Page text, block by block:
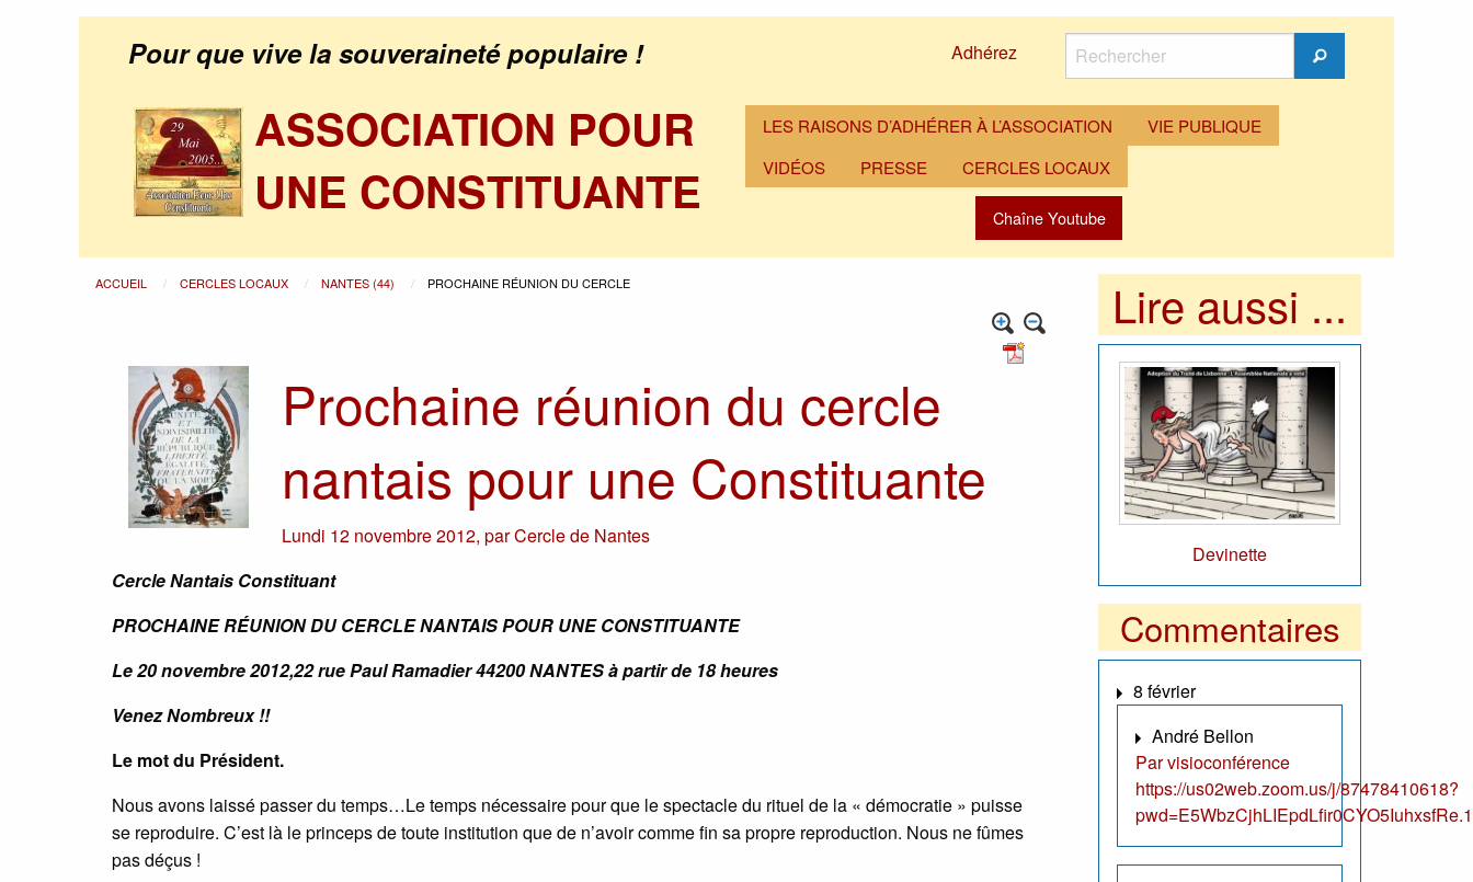
Pour que vive la souveraineté populaire ! Adhérez
Rechercher
Rechercher
ASSOCIATION POUR
UNE CONSTITUANTE
LES RAISONS D’ADHÉRER À L’ASSOCIATION
VIE PUBLIQUE
VIDÉOS
PRESSE CERCLES LOCAUX
Chaîne Youtube
ACCUEIL CERCLES LOCAUX NANTES (44) PROCHAINE RÉUNION DU CERCLE
Prochaine réunion du cercle
nantais pour une Constituante
Lundi 12 novembre 2012,parCercle de Nantes
Cercle Nantais Constituant
PROCHAINE RÉUNION DU CERCLE NANTAIS POUR UNE CONSTITUANTE
Le 20 novembre 2012,22 rue Paul Ramadier 44200 NANTES à partir de 18 heures
Venez Nombreux !!
Le mot du Président.
Nous avons laissé passer du temps…Le temps nécessaire pour que le spectacle du rituel de la « démocratie » puisse
se reproduire. C’est là le princeps de toute institution que de n’avoir comme fin sa propre reproduction. Nous ne fûmes
pas déçus !
Lire aussi ...
Devinette
Commentaires
8 février
André Bellon
Par visioconférence
https://us02web.zoom.us/j/87478410618?